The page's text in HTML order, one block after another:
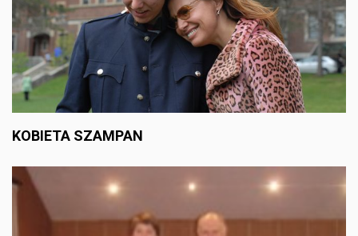
KOBIETA SZAMPAN